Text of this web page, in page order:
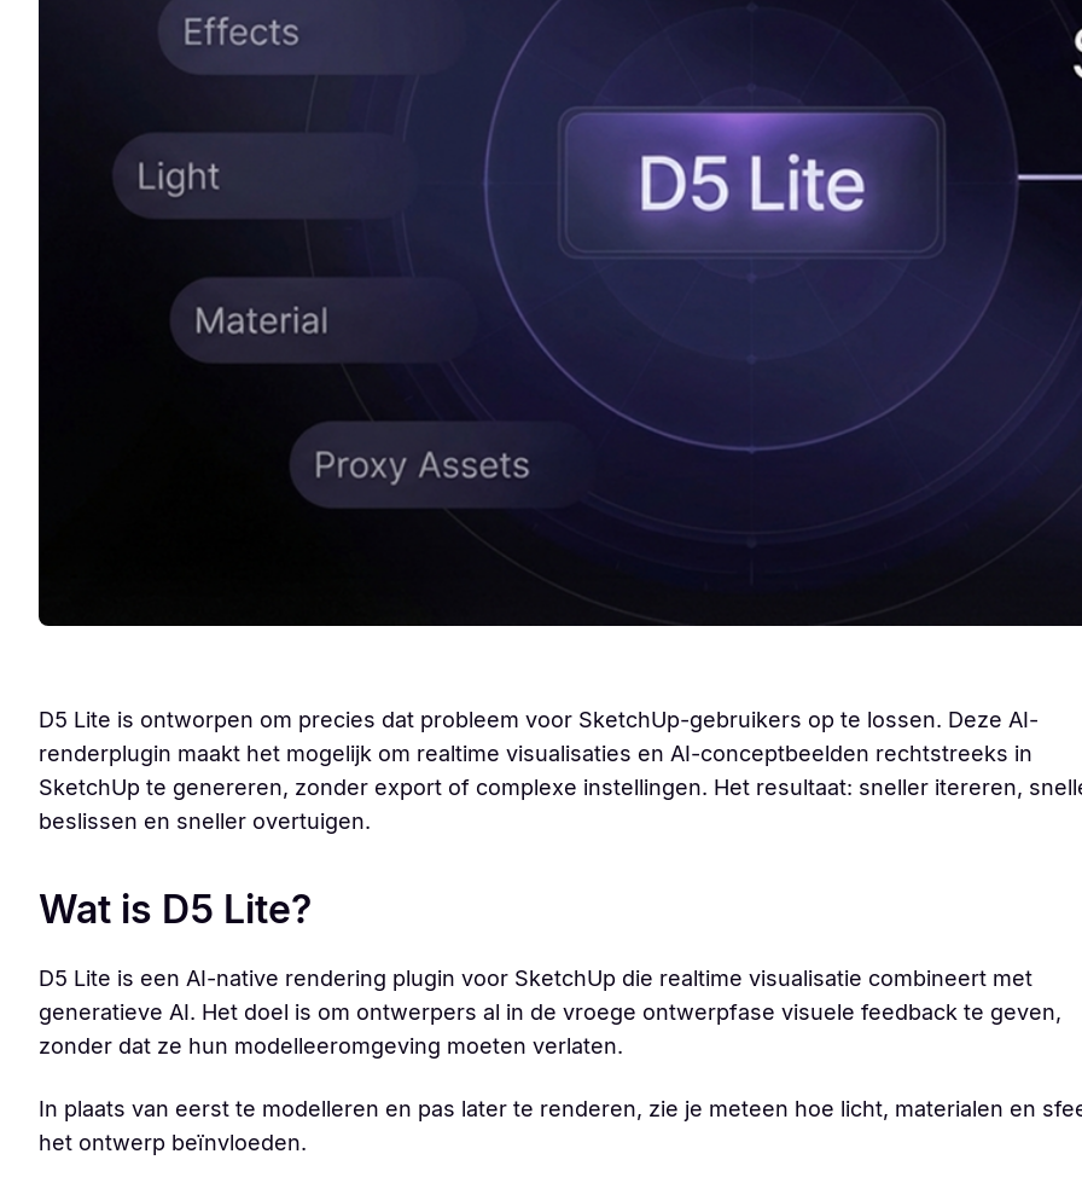
D5 Lite is ontworpen om precies dat probleem voor SketchUp-gebruikers op te lossen. Deze AI-
renderplugin maakt het mogelijk om realtime visualisaties en AI-conceptbeelden rechtstreeks in
SketchUp te genereren, zonder export of complexe instellingen. Het resultaat: sneller itereren,
beslissen en sneller overtuigen.
Wat is D5 Lite?
D5 Lite is een AI-native rendering plugin voor SketchUp die realtime visualisatie combineert met
generatieve AI. Het doel is om ontwerpers al in de vroege ontwerpfase visuele feedback te geven,
zonder dat ze hun modelleeromgeving moeten verlaten.
In plaats van eerst te modelleren en pas later te renderen, zie je meteen hoe licht, materialen en
het ontwerp beïnvloeden.